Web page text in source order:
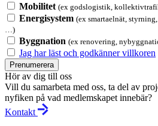
Mobilitet (ex godslogistik,
Energisystem (ex smartaelnät,
…)
Byggnation (ex renovering,
Jag har läst och godkänner villkoren
Prenumerera
Hör av dig till oss
Vill du samarbeta med oss, ta del av
nyfiken på vad medlemskapet innebär?
Kontakt